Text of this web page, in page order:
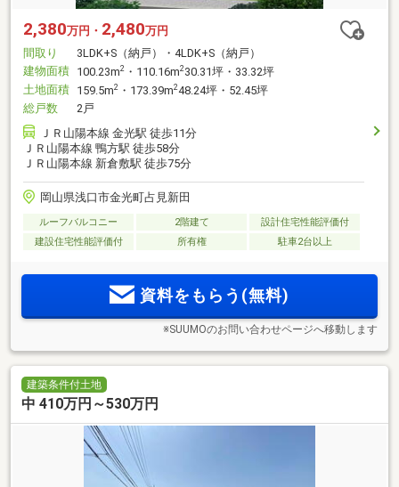
2,380万円・ 2,480万円
間取り
3LDK+S（納戸）・4LDK+S（納戸）
建物面積 100.23m2 ・110.16m2 30.31坪・33.32坪
土地面積 159.5m2 ・173.39m248.24坪・52.45坪
総戸数
2戸
ＪＲ山陽本線 金光駅 徒歩11分
ＪＲ山陽本線 鴨方駅 徒歩58分
ＪＲ山陽本線 新倉敷駅 徒歩75分
岡山県浅口市金光町占見新田
ルーフバルコニー 2階建て
設計住宅性能評価付
建設住宅性能評価付
所有権 駐車2台以上
資料をもらう(無料)
※SUUMOのお問い合わせページへ移動します
建築条件付土地
中 410万円～530万円